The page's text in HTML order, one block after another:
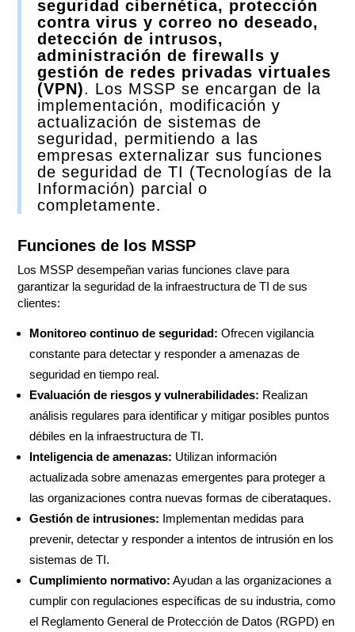
seguridad cibernética, protección
contra virus y correo no deseado,
detección de intrusos,
administración de firewalls y
gestión de redes privadas virtuales
(VPN). Los MSSP se encargan de la
implementación, modificación y
actualización de sistemas de
seguridad, permitiendo a las
empresas externalizar sus funciones
de seguridad de TI (Tecnologías de la
Información) parcial o
completamente.
Funciones de los MSSP
Los MSSP desempeñan varias funciones clave para
garantizar la seguridad de la infraestructura de TI de sus
clientes:
Monitoreo continuo de seguridad: Ofrecen vigilancia
constante para detectar y responder a amenazas de
seguridad en tiempo real.
Evaluación de riesgos y vulnerabilidades: Realizan
análisis regulares para identificar y mitigar posibles puntos
débiles en la infraestructura de TI.
Inteligencia de amenazas: Utilizan información
actualizada sobre amenazas emergentes para proteger a
las organizaciones contra nuevas formas de ciberataques.
Gestión de intrusiones: Implementan medidas para
prevenir, detectar y responder a intentos de intrusión en los
sistemas de TI.
Cumplimiento normativo: Ayudan a las organizaciones a
cumplir con regulaciones específicas de su industria, como
el Reglamento General de Protección de Datos (RGPD) en